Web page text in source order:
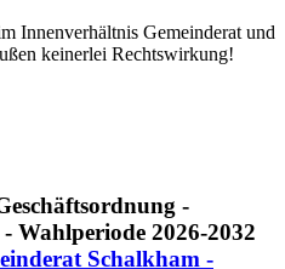
Innenverhältnis Gemeinderat und
keinerlei Rechtswirkung!
Schalkham -